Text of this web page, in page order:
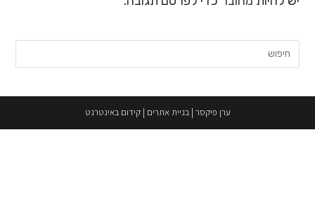
ערן פיקסר |בניית אתרים |קידום באינטרנט